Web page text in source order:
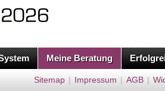
Meine Beratung
Sitemap | Impressum | AGB |